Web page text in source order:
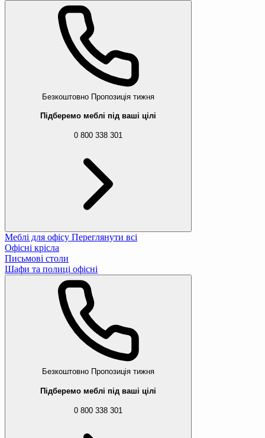
Безкоштовно Пропозиція тижня
Підберемо меблі під ваші цілі
0 800 338 301
Меблі для офісу Переглянути всі
Офісні крісла
Письмові столи
Шафи та полиці офісні
Безкоштовно Пропозиція тижня
Підберемо меблі під ваші цілі
0 800 338 301